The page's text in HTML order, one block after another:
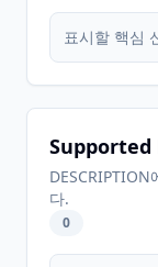
표시할 핵심
Supported
다.
0